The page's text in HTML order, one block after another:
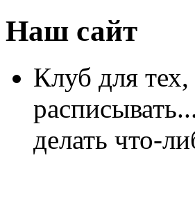
Наш сайт
Клуб для
делать что-